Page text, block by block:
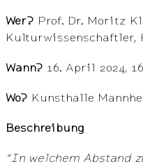
Wer? Prof. Dr. Moritz
Kulturwissenschaftler,
Wann? 16. April 2024,
Wo? Kunsthalle
Beschreibung
“In welchem Abstand